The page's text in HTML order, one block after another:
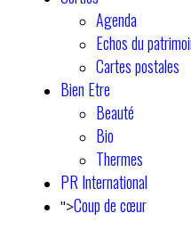
Agenda
Echos du
Cartes postales
Bien Etre
Beauté
Bio
Thermes
PR International
">Coup de cœur